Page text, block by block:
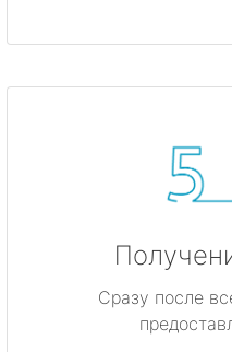
Сразу после